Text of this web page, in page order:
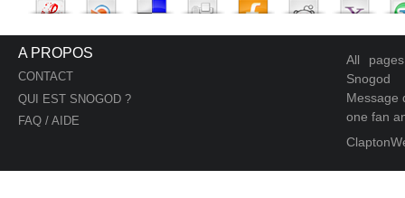
A PROPOS
CONTACT
QUI EST SNOGOD ?
FAQ / AIDE
All
Snogod
Message
one fan